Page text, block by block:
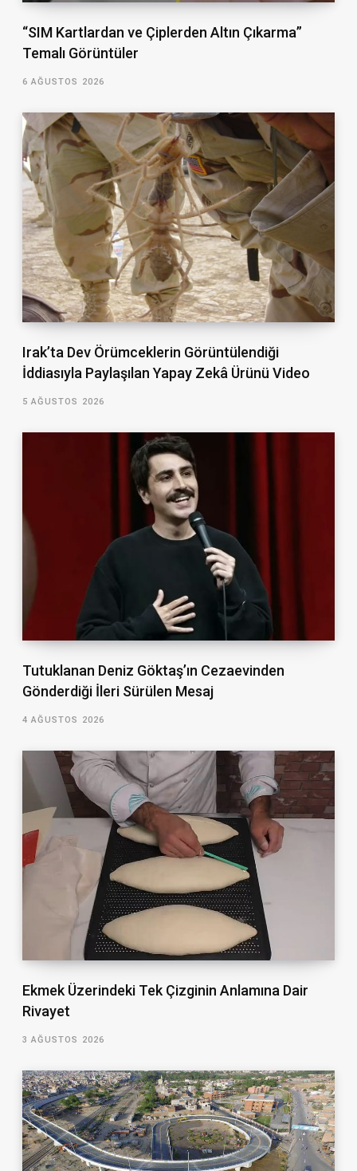
“SIM Kartlardan ve Çiplerden Altın Çıkarma”
Temalı Görüntüler
6 AĞUSTOS 2026
Irak’ta Dev Örümceklerin Görüntülendiği
İddiasıyla Paylaşılan Yapay Zekâ Ürünü Video
5 AĞUSTOS 2026
Tutuklanan Deniz Göktaş’ın Cezaevinden
Gönderdiği İleri Sürülen Mesaj
4 AĞUSTOS 2026
Ekmek Üzerindeki Tek Çizginin Anlamına Dair
Rivayet
3 AĞUSTOS 2026